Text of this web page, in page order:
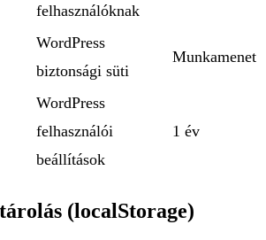
felhasználóknak
WordPress
biztonsági süti
Munkamenet
WordPress
felhasználói
beállítások
1 év
(localStorage)